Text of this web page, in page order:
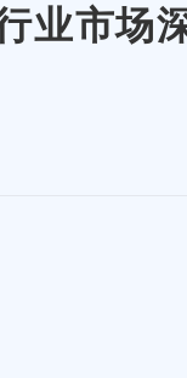
业市场